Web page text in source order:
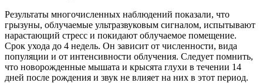
Результаты многочисленных наблюдений показали, что
грызуны, облучаемые ультразвуковым сигналом, испытывают
нарастающий стресс и покидают облучаемое помещение.
Срок ухода до 4 недель. Он зависит от численности, вида
популяции и от интенсивности облучения. Следует помнить,
что новорожденные мышата и крысята глухи в течении 14
дней после рождения и звук не влияет на них в этот период.